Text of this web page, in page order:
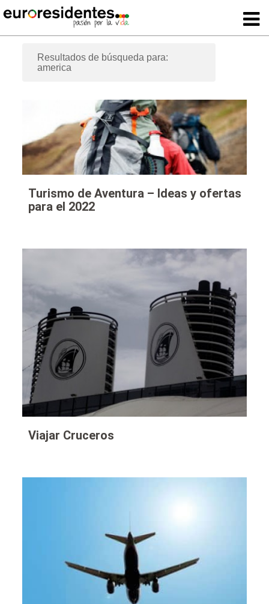
Resultados de búsqueda para:
america
Turismo de Aventura – Ideas y ofertas
para el 2022
Viajar Cruceros